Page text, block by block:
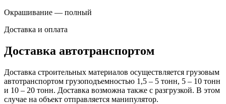
Окрашивание — полный
Доставка и оплата
Доставка автотранспортом
Доставка строительных материалов осуществляется грузовым
автотранспортом грузоподъемностью 1,5 – 5 тонн, 5 – 10 тонн
и 10 – 20 тонн. Доставка возможна также с разгрузкой. В этом
случае на объект отправляется манипулятор.